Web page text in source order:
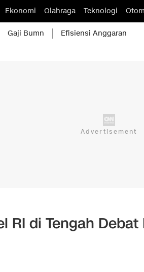
Ekonomi Olahraga Teknologi
Gaji Bumn Efisiensi Anggaran
RI di Tengah